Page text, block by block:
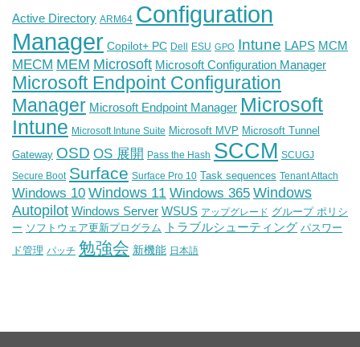
Active Directory ARM64 Configuration
Manager Copilot+ PC Dell ESU GPO Intune LAPS MCM
MECM MEM Microsoft Microsoft Configuration Manager
Microsoft Endpoint Configuration
Manager Microsoft Endpoint Manager Microsoft
Intune Microsoft Intune Suite Microsoft MVP Microsoft Tunnel
Gateway OSD OS 展開 Pass the Hash SCCM SCUGJ
Secure Boot Surface Surface Pro 10 Task sequences Tenant Attach
Windows 10 Windows 11 Windows 365 Windows
Autopilot Windows Server WSUS アップグレード グループ ポリシ
ー ソフトウェア更新プログラム トラブルシューティング パスワー
ド管理 パッチ 勉強会 新機能 日本語